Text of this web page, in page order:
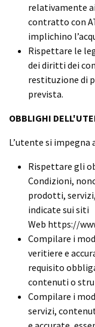
relativamente
contratto con
implichino
Rispettare le
dei diritti dei
restituzione di
prevista.
OBBLIGHI
L’utente si impegna
Rispettare gli
Condizioni,
prodotti,
indicate sui siti
Web https://
Compilare i
veritiere e
requisito
contenuti o
Compilare i
servizi,